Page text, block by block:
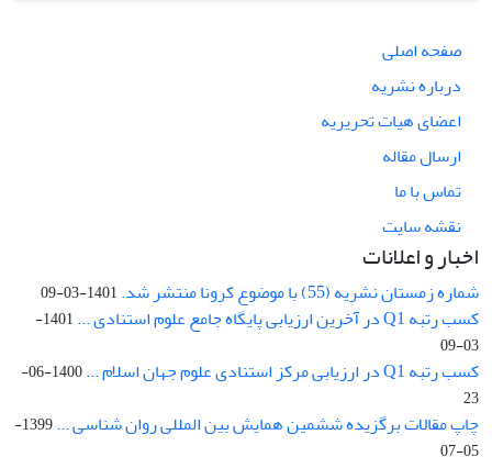
صفحه اصلی
درباره نشریه
اعضای هیات تحریریه
ارسال مقاله
تماس با ما
نقشه سایت
اخبار و اعلانات
شماره زمستان نشریه (55) با موضوع کرونا منتشر شد. 1401-03-09
کسب رتبه Q1 در آخرین ارزیابی پایگاه جامع علوم استنادی ...
1401-
03-09
کسب رتبه Q1 در ارزیابی مرکز استنادی علوم جهان اسلام ...
1400-06-
23
چاپ مقالات برگزیده ششمین همایش بین المللی روان شناسی ...
1399-
05-07